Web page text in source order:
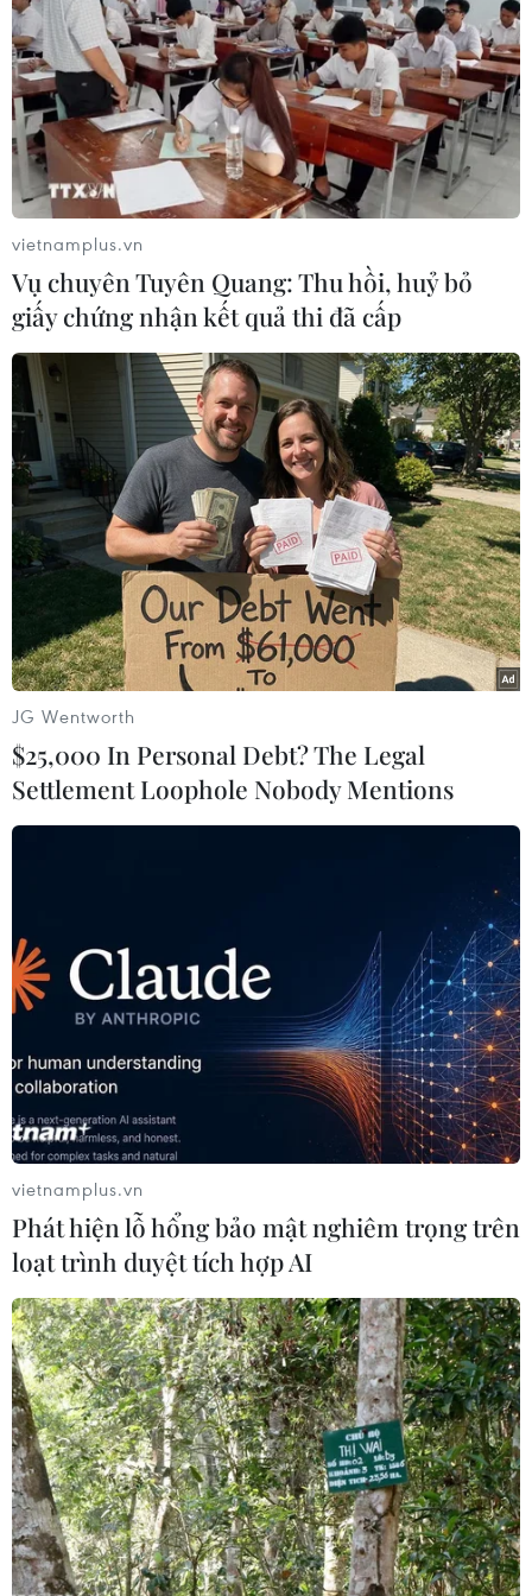
Xung đột giữa Israel và Palestine dưới góc
nhìn kinh tế
30/05/2021 07:55
Ước tính trong cuộc xung đột Israel-Palestine, ngoài phí
tổn vũ khí, đạn dược, thiệt hại về kinh tế chủ yếu dưới
dạng gián tiếp, do nhiều doanh nghiệp phải cho công
nhân nghỉ việc để tránh đạn pháo.
01/06/2021 13:56
Phát biểu họp báo ở thành phố Gaza, Đặc phái viên EU
cho rằng kế hoạch tái thiết ở Dải Gaza "cần dỡ bỏ lệnh
phong tỏa này để cho phép người dân tự do đi lại và
được hưởng thương mại tự do."
Israel cho phép các nhóm cực hữu tổ chức
tuần hành tại Đông Jerusalem
vietnamplus.vn
Vụ chuyên Tuyên Quang: Thu hồi, huỷ bỏ
giấy chứng nhận kết quả thi đã cấp
JG Wentworth
$25,000 In Personal Debt? The Legal
Settlement Loophole Nobody Mentions
vietnamplus.vn
Phát hiện lỗ hổng bảo mật nghiêm trọng trên
loạt trình duyệt tích hợp AI